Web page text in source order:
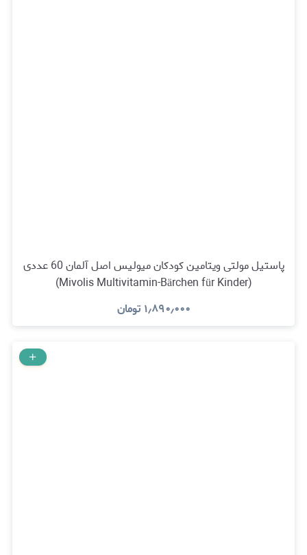
پاستیل مولتی ویتامین کودکان میولیس اصل آلمان 60 عددی
(Mivolis Multivitamin-Bärchen für Kinder)
۱٫۸۹۰٫۰۰۰ تومان